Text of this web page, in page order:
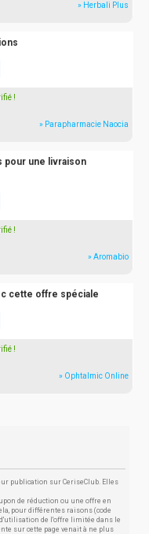
» Herbali Plus
!
» Parapharmacie Naocia
pour une livraison
!
» Aromabio
cette offre spéciale
!
» Ophtalmic Online
publication sur CeriseClub. Elles
de réduction ou une offre en
pour différentes raisons (code
de l'offre limitée dans le
sur cette page venait à ne plus